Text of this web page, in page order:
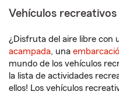
Vehículos recreativos
¿Disfruta del aire libre con
acampada, una
mundo de los vehículos
la lista de actividades
ellos! Los vehículos